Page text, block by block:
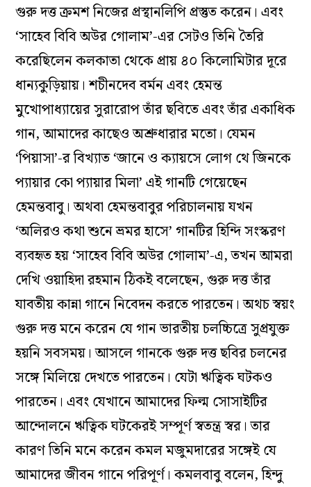
গুরু দত্ত ক্রমশ নিজের প্রস্থানলিপি প্রস্তুত করেন। এবং
‘সাহেব বিবি অউর গোলাম’-এর সেটও তিনি তৈরি
করেছিলেন কলকাতা থেকে প্রায় ৪০ কিলোমিটার দূরে
ধান‌্যকুড়িয়ায়। শচীনদেব বর্মন এবং হেমন্ত
মুখোপাধ‌্যায়ের সুরারোপ তাঁর ছবিতে এবং তাঁর একাধিক
গান, আমাদের কাছেও অশ্রুধারার মতো। যেমন
‘পিয়াসা’-র বিখ‌্যাত ‘জানে ও ক‌্যায়সে লোগ থে জিনকে
প‌্যায়ার কো প‌্যায়ার মিলা’ এই গানটি গেয়েছেন
হেমন্তবাবু। অথবা হেমন্তবাবুর পরিচালনায় যখন
‘অলিরও কথা শুনে ভ্রমর হাসে’ গানটির হিন্দি সংস্করণ
ব‌্যবহৃত হয় ‘সাহেব বিবি অউর গোলাম’-এ, তখন আমরা
দেখি ওয়াহিদা রহমান ঠিকই বলেছেন, গুরু দত্ত তাঁর
যাবতীয় কান্না গানে নিবেদন করতে পারতেন। অথচ স্বয়ং
গুরু দত্ত মনে করেন যে গান ভারতীয় চলচ্চিত্রে সুপ্রযুক্ত
হয়নি সবসময়। আসলে গানকে গুরু দত্ত ছবির চলনের
সঙ্গে মিলিয়ে দেখতে পারতেন। যেটা ঋত্বিক ঘটকও
পারতেন। এবং যেখানে আমাদের ফিল্ম সোসাইটির
আন্দোলনে ঋত্বিক ঘটকেরই সম্পূর্ণ স্বতন্ত্র স্বর। তার
কারণ তিনি মনে করেন কমল মজুমদারের সঙ্গেই যে
আমাদের জীবন গানে পরিপূর্ণ। কমলবাবু বলেন, হিন্দু